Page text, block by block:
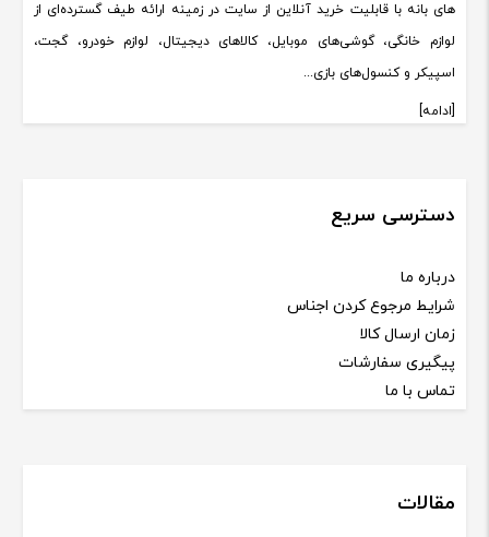
های بانه با قابلیت خرید آنلاین از سایت در زمینه ارائه طیف گسترده‌ای از
لوازم خانگی، گوشی‌های موبایل، کالاهای دیجیتال، لوازم خودرو، گجت،
اسپیکر و کنسول‌های بازی...
[ادامه]
دسترسی سریع
درباره ما
شرایط مرجوع کردن اجناس
زمان ارسال کالا
پیگیری سفارشات
تماس با ما
مقالات